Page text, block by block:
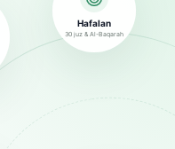
Hafalan
30 juz & Al-Baqarah